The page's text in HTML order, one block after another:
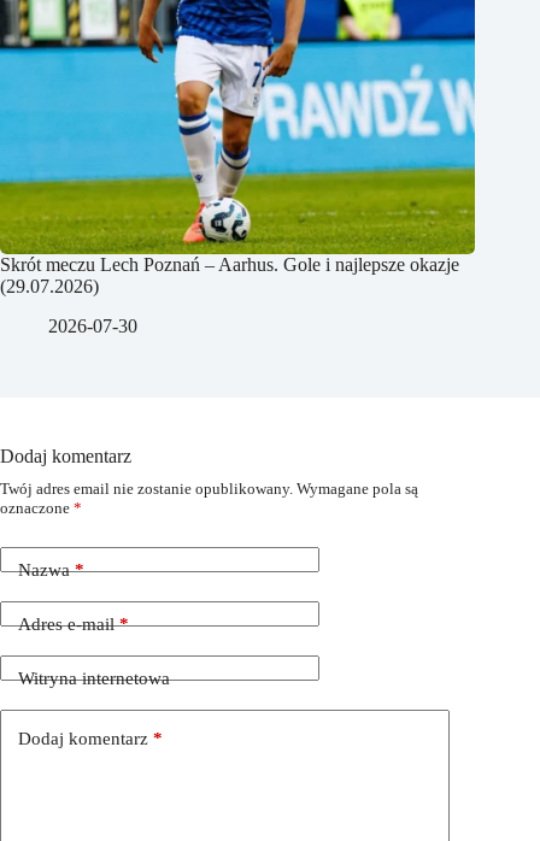
Skrót meczu Lech Poznań – Aarhus. Gole i najlepsze okazje
(29.07.2026)
2026-07-30
Dodaj komentarz
Twój adres email nie zostanie opublikowany. Wymagane pola są
oznaczone *
Nazwa*
Adres e-mail*
Witryna internetowa
Dodaj komentarz *